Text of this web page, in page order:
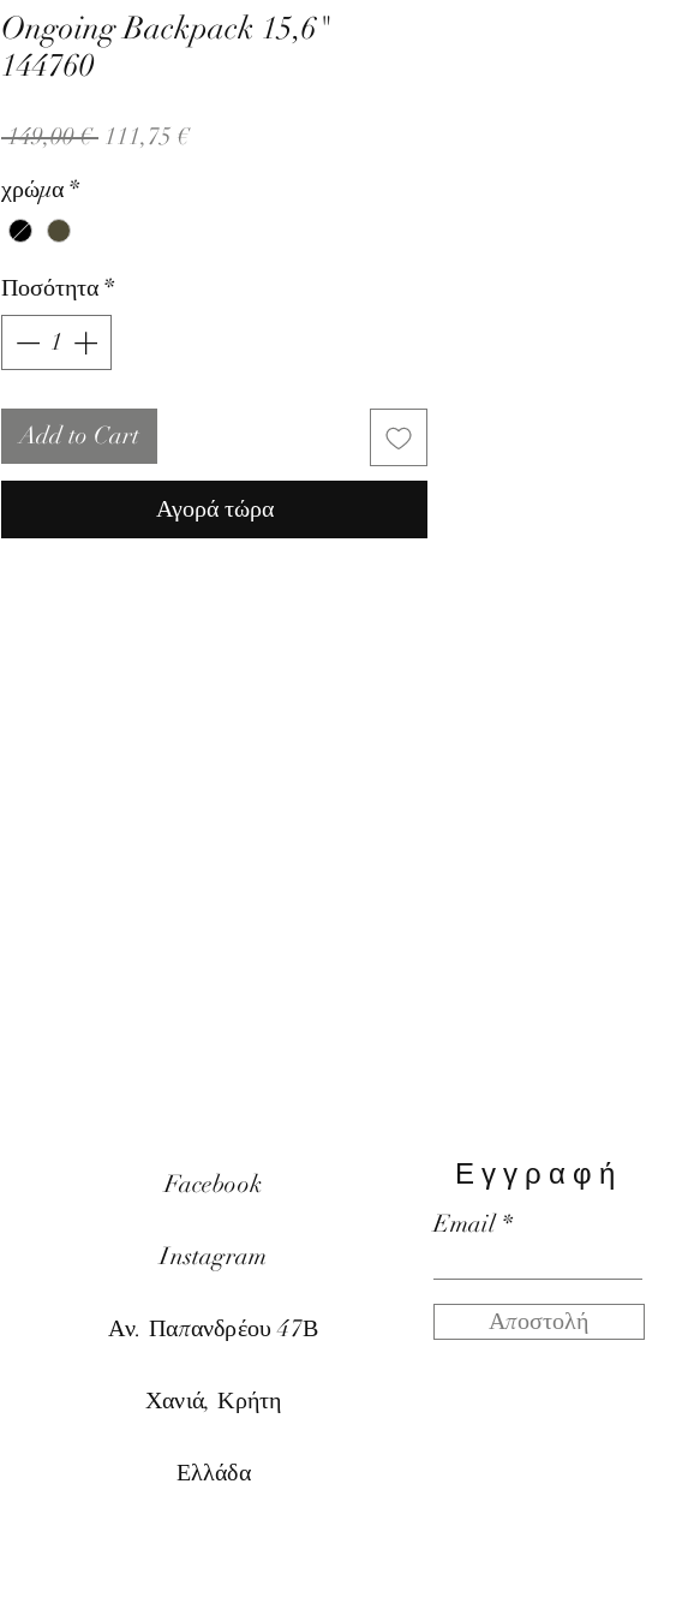
Ongoing Backpack 15,6"
144760
149,00 € Κανονική
111,75 €Τιμή
χρώμα *
Ποσότητα *
Add to Cart
Αγορά τώρα
Facebook
Instagram
Αν. Παπανδρέου 47Β
Χανιά, Κρήτη
Ελλάδα
Εγγραφή
Email
Αποστολή